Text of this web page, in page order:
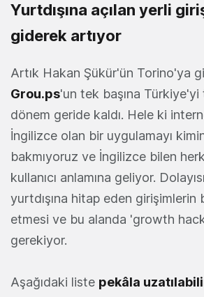
Yurtdışına açılan yerli
giderek artıyor
Artık Hakan Şükür'ün Torino'ya
Grou.ps'un tek başına
dönem geride kaldı. Hele ki
İngilizce olan bir uygulamayı
bakmıyoruz ve İngilizce bilen
kullanıcı anlamına geliyor.
yurtdışına hitap eden
etmesi ve bu alanda 'growth
gerekiyor.
Aşağıdaki liste pekâla